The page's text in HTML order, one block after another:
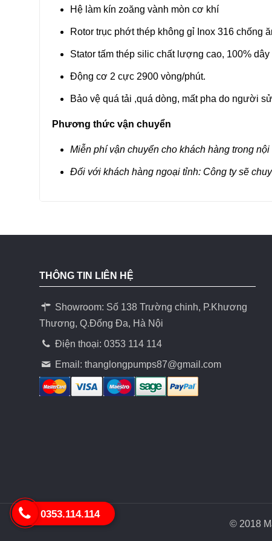
Hệ làm kín zoăng vành mòn cơ khí
Rotor trục phớt thép không gỉ Inox 316 chống
Stator tấm thép silic chất lượng cao, 100%
Động cơ 2 cực 2900 vòng/phút.
Bảo vệ quá tải ,quá dòng, mất pha do người
Phương thức vận chuyển
Miễn phí vận chuyển cho khách hàng trong
Đối với khách hàng ngoại tỉnh: Công ty sẽ
THÔNG TIN LIÊN HỆ
Showroom: Số 138 Trường chinh, P.Khương
Thương, Q.Đống Đa, Hà Nội
Điện thoại: 0353 114 114
Email:thanglongpumps87@gmail.com
© 2018
0353.114.114